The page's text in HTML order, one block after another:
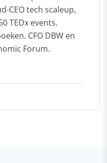
CEO tech scaleup,
TEDx events.
CFO DBW en
Forum.